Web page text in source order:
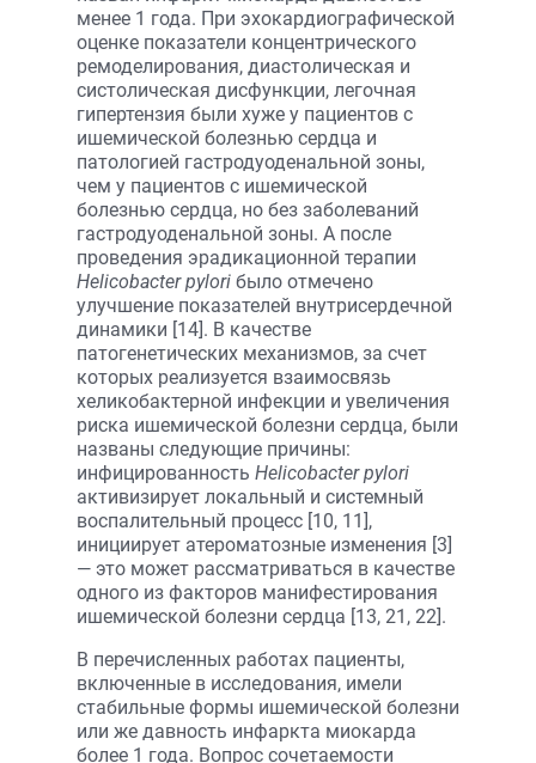
менее 1 года. При эхокардиографической
оценке показатели концентрического
ремоделирования, диастолическая и
систолическая дисфункции, легочная
гипертензия были хуже у пациентов с
ишемической болезнью сердца и
патологией гастродуоденальной зоны,
чем у пациентов с ишемической
болезнью сердца, но без заболеваний
гастродуоденальной зоны. А после
проведения эрадикационной терапии
Helicobacter pylori было отмечено
улучшение показателей внутрисердечной
динамики [14]. В качестве
патогенетических механизмов, за счет
которых реализуется взаимосвязь
хеликобактерной инфекции и увеличения
риска ишемической болезни сердца, были
названы следующие причины:
инфицированность Helicobacter pylori
активизирует локальный и системный
воспалительный процесс [10, 11],
инициирует атероматозные изменения [3]
— это может рассматриваться в качестве
одного из факторов манифестирования
ишемической болезни сердца [13, 21, 22].
В перечисленных работах пациенты,
включенные в исследования, имели
стабильные формы ишемической болезни
или же давность инфаркта миокарда
более 1 года. Вопрос сочетаемости